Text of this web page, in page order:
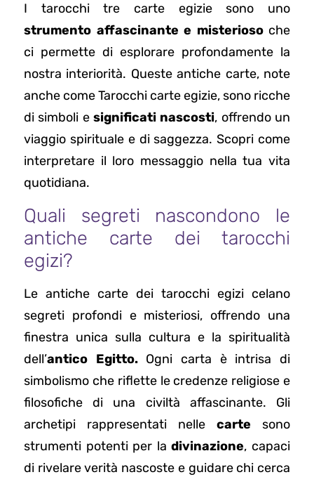
I tarocchi tre carte egizie sono uno
strumento affascinante e misteriosoche
ci permette di esplorare profondamente la
nostra interiorità. Queste antiche carte, note
anche come Tarocchi carte egizie, sono ricche
di simboli e significati nascosti, offrendo un
viaggio spirituale e di saggezza. Scopri come
interpretare il loro messaggio nella tua vita
quotidiana.
Quali segreti nascondono le
antiche carte dei tarocchi
egizi?
Le antiche carte dei tarocchi egizi celano
segreti profondi e misteriosi, offrendo una
finestra unica sulla cultura e la spiritualità
dell’antico Egitto.Ogni carta è intrisa di
simbolismo che riflette le credenze religiose e
filosofiche di una civiltà affascinante. Gli
archetipi rappresentati nelle carte sono
strumenti potenti per ladivinazione, capaci
di rivelare verità nascoste e guidare chi cerca